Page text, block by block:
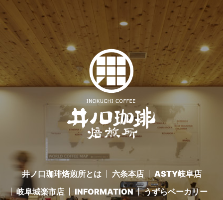
井ノ口珈琲焙煎所とは 六条本店
ASTY岐阜店
岐阜城楽市店
INFORMATION うずらベーカリー